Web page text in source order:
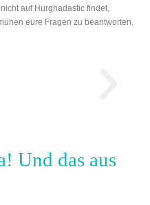
auf Hurghadastic findet,
eure Fragen zu beantworten.
Und das aus